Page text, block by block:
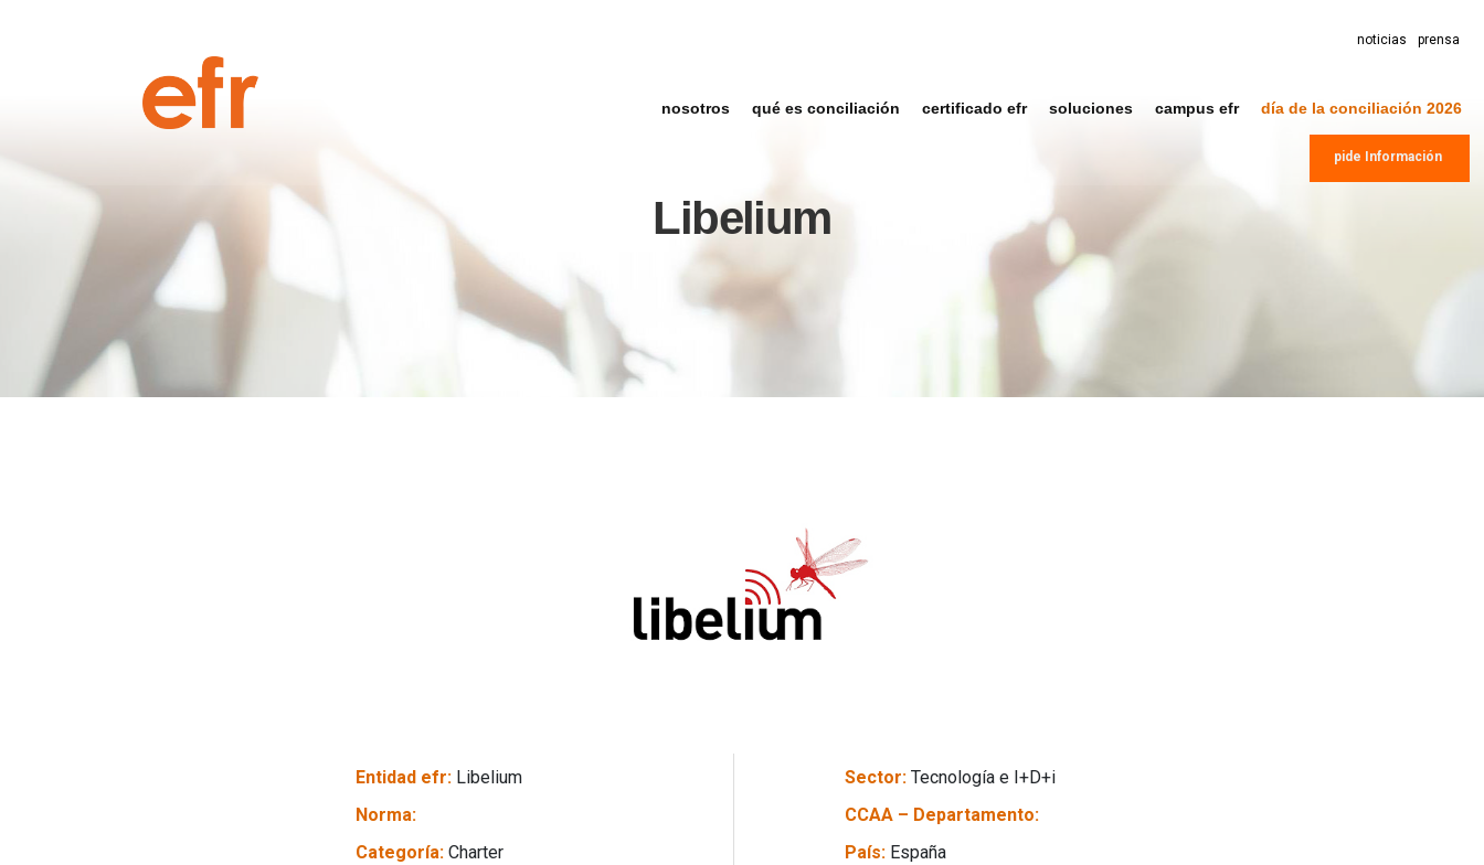
noticias prensa
nosotros qué es conciliación certificado efr soluciones campus efr día de la conciliación 2026
pide Información
Libelium
Entidad efr: Libelium
Norma:
Categoría: Charter
Sector: Tecnología e I+D+i
CCAA – Departamento:
País: España